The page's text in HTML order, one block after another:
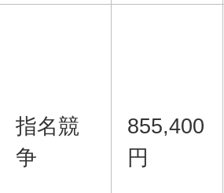
指名競
争
855,400
円